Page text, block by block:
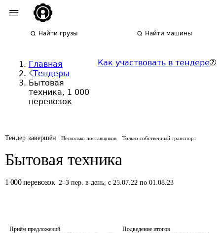
Найти грузы Найти машины
Главная
Тендеры
Бытовая
техника, 1 000
перевозок
Как участвовать в тендере
Тендер завершён Несколько поставщиков Только собственный транспорт
Бытовая техника
1 000 перевозок 2–3 пер. в день,с 25.07.22 по 01.08.23
Приём предложений
Подведение итогов